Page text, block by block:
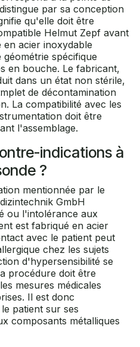
par sa conception
qu'elle doit être
Helmut Zepf avant
en acier inoxydable
spécifique
en bouche. Le fabricant,
dans un état non stérile,
de décontamination
La compatibilité avec les
doit être
l'assemblage.
indications à
?
mentionnée par le
GmbH
ou l'intolérance aux
est fabriqué en acier
avec le patient peut
chez les sujets
d'hypersensibilité se
procédure doit être
mesures médicales
Il est donc
patient sur ses
composants métalliques